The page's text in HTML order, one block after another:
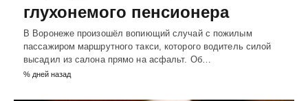
глухонемого пенсионера
В Воронеже произошёл вопиющий случай с пожилым
пассажиром маршрутного такси, которого водитель силой
высадил из салона прямо на асфальт. Об…
% дней назад